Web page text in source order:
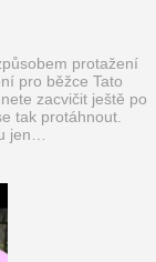
protažení
pro běžce Tato
zacvičit ještě po
tak protáhnout.
jen…